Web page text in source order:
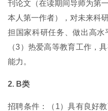
刊论文（在读期间导师为第
本人第一作者），对未来科
担国家科研任务、做出高水
（3）热爱高等教育工作，
能力。
2. B类
招聘条件：（1）具有良好